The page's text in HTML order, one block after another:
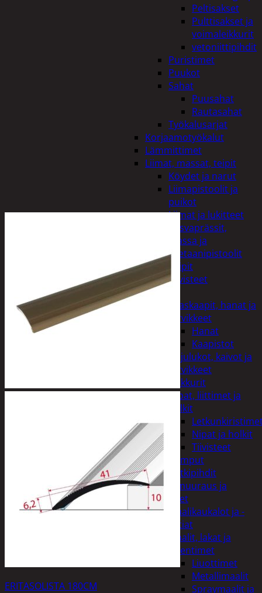
Peltisakset
Pulttisakset ja
voimaleikkurit
vetoniittipihdit
Puristimet
Puukot
Sahat
Puusahat
Rautasahat
Työkalusarjat
Korjaamotyökalut
Lämmittimet
Liimat, massat, teipit
Köydet ja narut
Liimapistoolit ja
puikot
Liimat ja lukitteet
Rasvaprässit,
massa ja
uretaanipistoolit
Teipit
Tiivisteet
LVI
Allaskaapit, hanat ja
tarvikkeet
Hanat
Kaapistot
Hajulukot, kaivot ja
tarvikkeet
Leikkurit
Nipat, liittimet ja
holkit
Nipat ja holkit
Tiivisteet
Pumput
Putkipihdit
Maalit, muuraus ja
tarvikkeet
Maalikaukalot ja -
astiat
Maalit, lakat ja
ohentimet
Liuottimet
Metallimaalit
Spraymaalit ja
ERITASOLISTA 180CM